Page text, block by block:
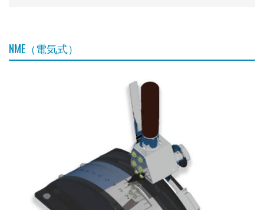
NME（電気式）